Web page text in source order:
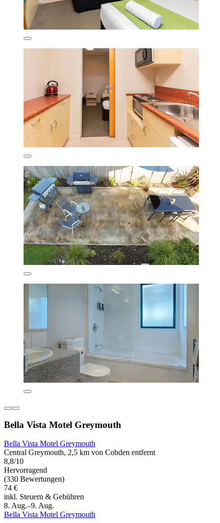
Bella Vista Motel Greymouth
Bella Vista Motel Greymouth
Central Greymouth, 2,5 km von Cobden entfernt
8,8/10
Hervorragend
(330 Bewertungen)
74 €
inkl. Steuern & Gebühren
8. Aug.–9. Aug.
Bella Vista Motel Greymouth